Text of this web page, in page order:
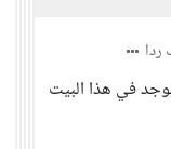
إنه يوجد في هذا البيت